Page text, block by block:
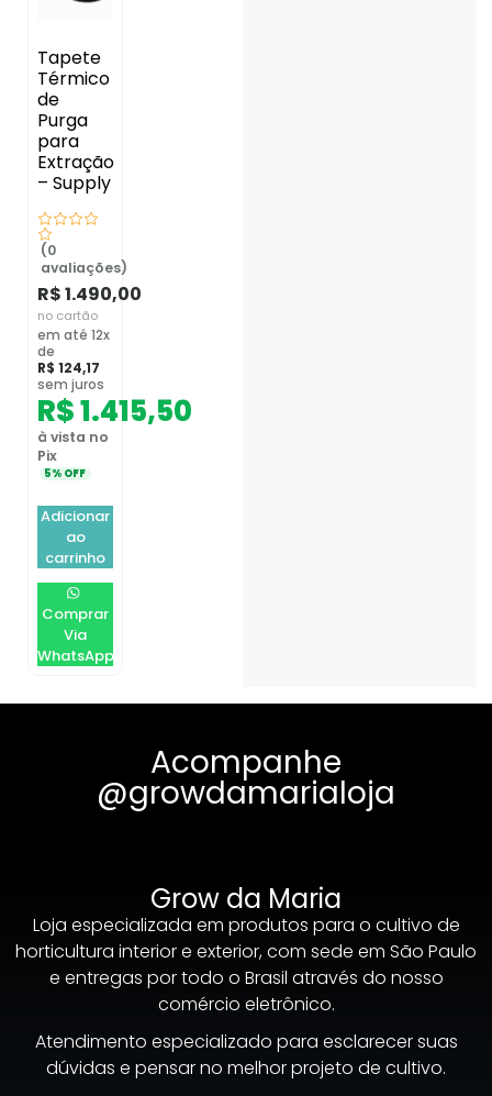
Tapete
Térmico
de
Purga
para
Extração
– Supply
(0
avaliações)
R$1.490,00
no cartão
em até 12x
de
R$ 124,17
sem juros
R$1.415,50
à vista no
Pix
5% OFF
Adicionar
ao
carrinho
Comprar
Via
WhatsApp
Acompanhe
@growdamarialoja
Grow da Maria
Loja especializada em produtos para o cultivo de
horticultura interior e exterior, com sede em São Paulo
e entregas por todo o Brasil através do nosso
comércio eletrônico.
Atendimento especializado para esclarecer suas
dúvidas e pensar no melhor projeto de cultivo.